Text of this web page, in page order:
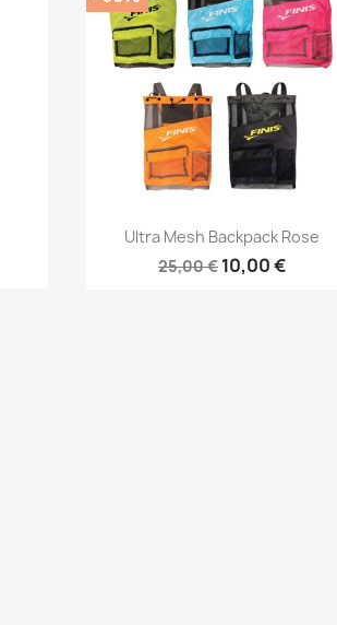
Vorschau
Ultra Mesh Backpack Rose
25,00 € 10,00 €